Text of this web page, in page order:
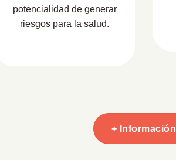
potencialidad de generar
riesgos para la salud.
+ Información